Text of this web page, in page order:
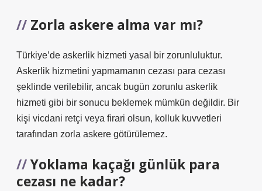
Zorla askere alma var mı?
Türkiye’de askerlik hizmeti yasal bir zorunluluktur.
Askerlik hizmetini yapmamanın cezası para cezası
şeklinde verilebilir, ancak bugün zorunlu askerlik
hizmeti gibi bir sonucu beklemek mümkün değildir. Bir
kişi vicdani retçi veya firari olsun, kolluk kuvvetleri
tarafından zorla askere götürülemez.
Yoklama kaçağı günlük para
cezası ne kadar?